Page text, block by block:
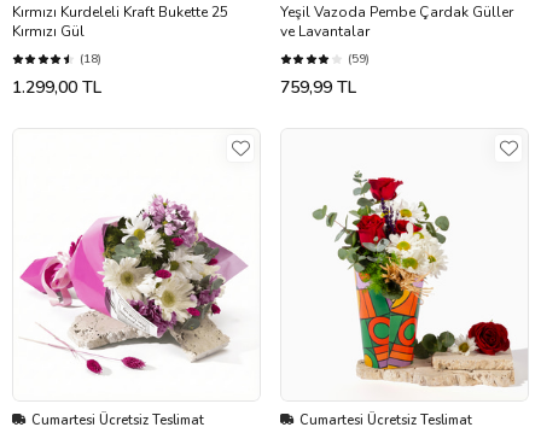
Kırmızı Kurdeleli Kraft Bukette 25
Kırmızı Gül
(18)
1.299,00 TL
Yeşil Vazoda Pembe Çardak Güller
ve Lavantalar
(59)
759,99 TL
Cumartesi Ücretsiz Teslimat Cumartesi Ücretsiz Teslimat